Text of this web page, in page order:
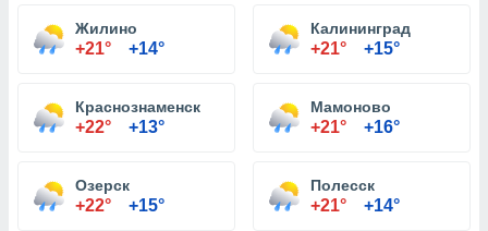
Жилино
+21° +14°
Калининград
+21° +15°
Краснознаменск
+22° +13°
Мамоново
+21° +16°
Озерск
+22° +15°
Полесск
+21° +14°